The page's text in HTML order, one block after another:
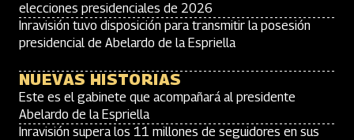
elecciones presidenciales de 2026
Inravisión tuvo disposición para transmitir la posesión
presidencial de Abelardo de la Espriella
NUEVAS HISTORIAS
Este es el gabinete que acompañará al presidente
Abelardo de la Espriella
Inravisión supera los 11 millones de seguidores en sus